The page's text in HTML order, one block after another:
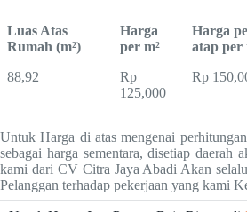
Luas Atas
Rumah (m²)
Harga
per m²
Harga
atap per
88,92
Rp
125,000
Rp
Untuk Harga di atas mengenai
sebagai harga sementara, disetiap daerah
kami dari CV Citra Jaya Abadi Akan
Pelanggan terhadap pekerjaan yang kami